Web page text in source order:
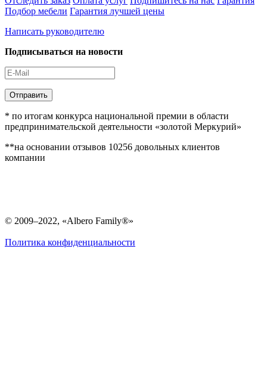
Подбор мебели Гарантия лучшей цены
Написать руководителю
Подписываться на новости
Отправить
* по итогам конкурса национальной премии в области
предпринимательской деятельности «золотой Меркурий»
**на основании отзывов 10256 довольных клиентов
компании
© 2009–2022, «Albero Family®»
Политика конфиденциальности